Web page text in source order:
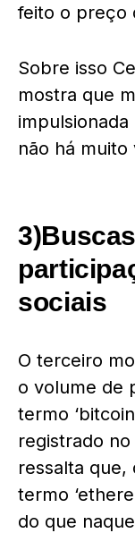
feito o preço
Sobre isso
mostra que
não há muito
sociais
O terceiro
o volume de
termo
registrado no
ressalta
termo
do que